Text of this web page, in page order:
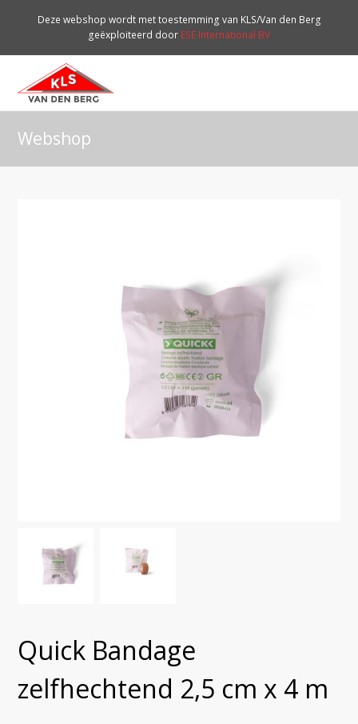
Deze webshop wordt met toestemming van KLS/Van den Berg
geëxploiteerd door ESE International BV
Webshop
Quick Bandage
zelfhechtend 2,5 cm x 4 m